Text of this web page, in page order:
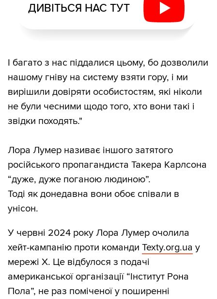
ДИВІТЬСЯ НАС ТУТ
І багато з нас піддалися цьому, бо дозволили
нашому гніву на систему взяти гору, і ми
вирішили довіряти особистостям, які ніколи
не були чесними щодо того, хто вони такі і
звідки походять."
Лора Лумер називає іншого затятого
російського пропагандиста Такера Карлсона
“дуже, дуже поганою людиною”.
Тоді як донедавна вони обоє співали в
унісон.
У червні 2024 року Лора Лумер очолила
хейт-кампанію проти команди Texty.org.ua у
мережі Х. Це відбулося з подачі
американської організації “Інститут Рона
Пола”, не раз поміченої у поширенні